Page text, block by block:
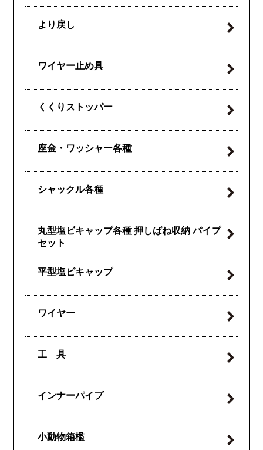
より戻し
ワイヤー止め具
くくりストッパー
座金・ワッシャー各種
シャックル各種
丸型塩ビキャップ各種 押しばね収納パイプ
セット
平型塩ビキャップ
ワイヤー
工 具
インナーパイプ
小動物箱檻